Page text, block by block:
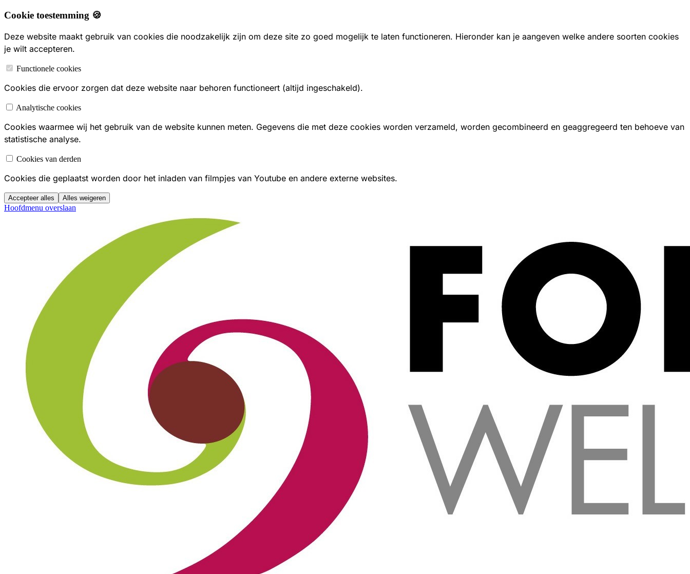
Cookie toestemming 🍪
Deze website maakt gebruik van cookies die noodzakelijk zijn om deze site zo goed mogelijk te laten functioneren. Hieronder kan je aangeven welke andere soorten cookies
je wilt accepteren.
Functionele cookies
Cookies die ervoor zorgen dat deze website naar behoren functioneert (altijd ingeschakeld).
Analytische cookies
Cookies waarmee wij het gebruik van de website kunnen meten. Gegevens die met deze cookies worden verzameld, worden gecombineerd en geaggregeerd ten behoeve van
statistische analyse.
Cookies van derden
Cookies die geplaatst worden door het inladen van filmpjes van Youtube en andere externe websites.
Accepteer alles Alles weigeren
Hoofdmenu overslaan